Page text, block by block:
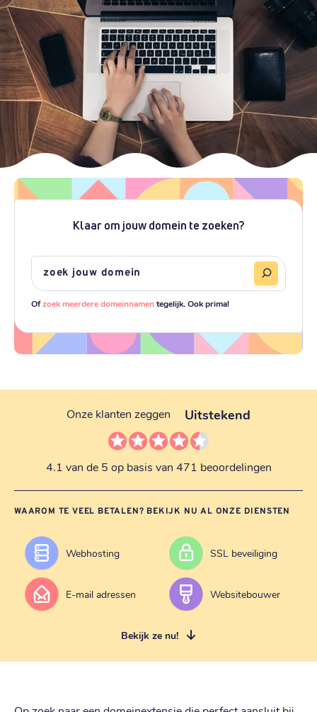
Klaar om jouw domein te zoeken?
Ofzoek meerdere domeinnamentegelijk. Ook prima!
Onze klanten zeggen Uitstekend
4.1 van de 5 op basis van 471 beoordelingen
WAAROM TE VEEL BETALEN? BEKIJK NU AL ONZE DIENSTEN
Webhosting SSL beveiliging
E-mail adressen Websitebouwer
Bekijk ze nu!